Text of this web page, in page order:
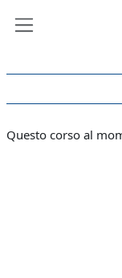
Questo corso al